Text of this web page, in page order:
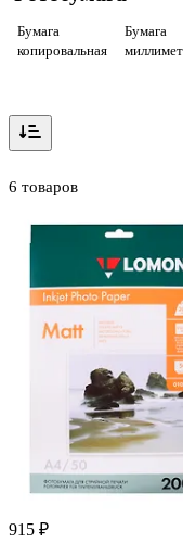
Бумага
копировальная
Бумага
6 товаров
915 ₽